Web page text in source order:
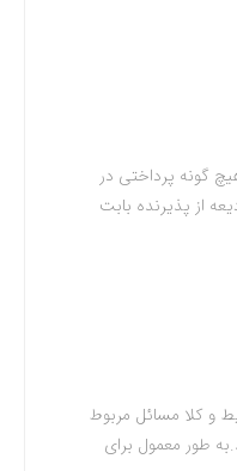
گونه پرداختی در
از پذیرنده بابت
و کلا مسائل مربوط
طور معمول برای